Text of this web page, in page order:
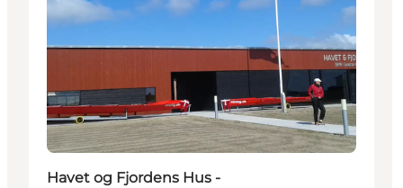
Havet og Fjordens Hus -